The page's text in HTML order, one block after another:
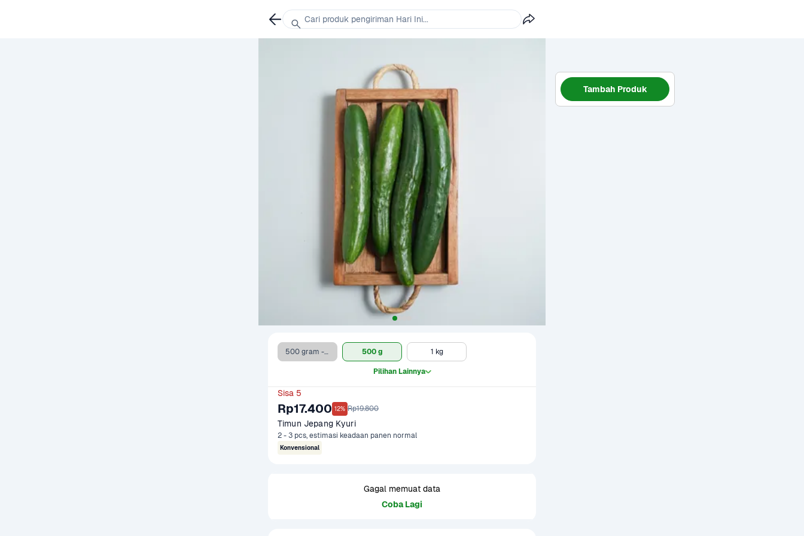
500 gram - Clearance Sale 500 g 1 kg
Pilihan Lainnya
Sisa 5
Rp17.400 12% Rp19.800
Timun Jepang Kyuri
2 - 3 pcs, estimasi keadaan panen normal
Konvensional
Gagal memuat data
Coba Lagi
Tambah Produk
Cari produk pengiriman Hari Ini...